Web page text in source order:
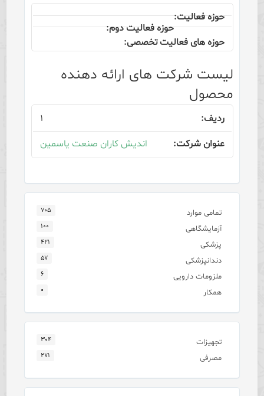
لیست شرکت های ارائه دهنده
محصول
۱
اندیش کاران صنعت یاسمین
تمامی موارد ۷۰۵
آزمایشگاهی ۱۰۰
پزشکی ۴۲۱
دندانپزشکی ۵۷
ملزومات دارویی ۶
همکار ۰
تجهیزات ۳۰۴
مصرفی ۲۷۱